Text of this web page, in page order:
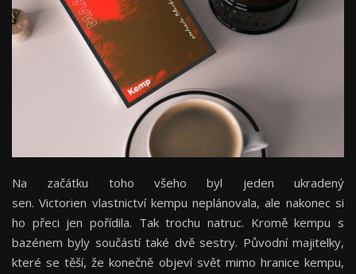
Na začátku toho všeho byl jeden ukradený
sen. Victorien vlastnictví kempu neplánovala, ale nakonec si
ho přeci jen pořídila. Tak trochu natruc. Kromě kempu s
bazénem byly součástí také dvě sestry. Původní majitelky,
které se těší, že konečně objeví svět mimo hranice kempu,